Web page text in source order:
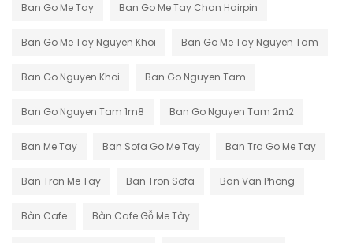
Ban Go Me Tay Ban Go Me Tay Chan Hairpin
Ban Go Me Tay Nguyen Khoi Ban Go Me Tay Nguyen Tam
Ban Go Nguyen Khoi Ban Go Nguyen Tam
Ban Go Nguyen Tam 1m8 Ban Go Nguyen Tam 2m2
Ban Me Tay Ban Sofa Go Me Tay Ban Tra Go Me Tay
Ban Tron Me Tay Ban Tron Sofa Ban Van Phong
Bàn Cafe Bàn Cafe Gỗ Me Tây